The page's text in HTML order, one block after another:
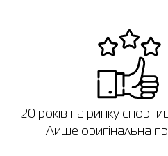
20 років на ринку
Лише оригінальна